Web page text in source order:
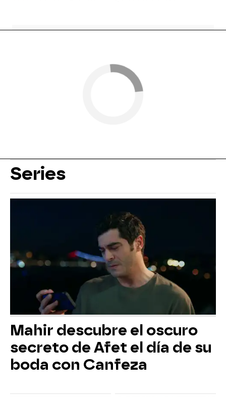
Series
Mahir descubre el oscuro
secreto de Afet el día de su
boda con Canfeza